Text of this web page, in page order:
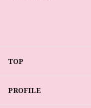
TOP
PROFILE